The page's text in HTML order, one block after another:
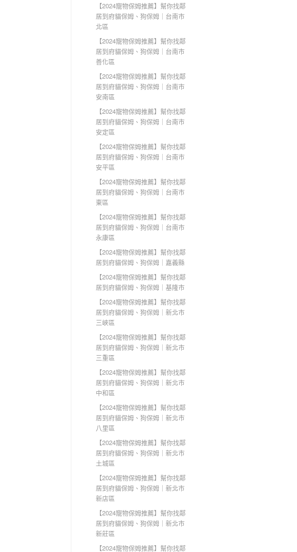
【2024寵物保姆推薦】幫你找鄰
居到府貓保姆、狗保姆｜台南市
北區
【2024寵物保姆推薦】幫你找鄰
居到府貓保姆、狗保姆｜台南市
善化區
【2024寵物保姆推薦】幫你找鄰
居到府貓保姆、狗保姆｜台南市
安南區
【2024寵物保姆推薦】幫你找鄰
居到府貓保姆、狗保姆｜台南市
安定區
【2024寵物保姆推薦】幫你找鄰
居到府貓保姆、狗保姆｜台南市
安平區
【2024寵物保姆推薦】幫你找鄰
居到府貓保姆、狗保姆｜台南市
東區
【2024寵物保姆推薦】幫你找鄰
居到府貓保姆、狗保姆｜台南市
永康區
【2024寵物保姆推薦】幫你找鄰
居到府貓保姆、狗保姆｜嘉義縣
【2024寵物保姆推薦】幫你找鄰
居到府貓保姆、狗保姆｜基隆市
【2024寵物保姆推薦】幫你找鄰
居到府貓保姆、狗保姆｜新北市
三峽區
【2024寵物保姆推薦】幫你找鄰
居到府貓保姆、狗保姆｜新北市
三重區
【2024寵物保姆推薦】幫你找鄰
居到府貓保姆、狗保姆｜新北市
中和區
【2024寵物保姆推薦】幫你找鄰
居到府貓保姆、狗保姆｜新北市
八里區
【2024寵物保姆推薦】幫你找鄰
居到府貓保姆、狗保姆｜新北市
土城區
【2024寵物保姆推薦】幫你找鄰
居到府貓保姆、狗保姆｜新北市
新店區
【2024寵物保姆推薦】幫你找鄰
居到府貓保姆、狗保姆｜新北市
新莊區
【2024寵物保姆推薦】幫你找鄰